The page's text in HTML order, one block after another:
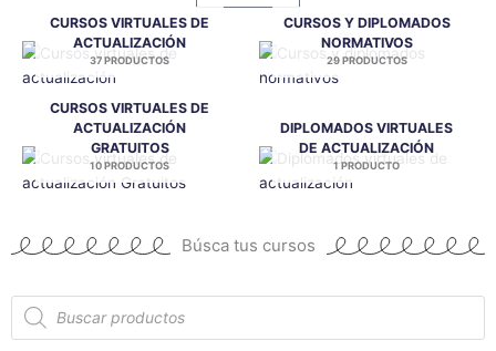
CURSOS VIRTUALES DE
ACTUALIZACIÓN
37 PRODUCTOS
CURSOS Y DIPLOMADOS
NORMATIVOS
29 PRODUCTOS
CURSOS VIRTUALES DE
ACTUALIZACIÓN
GRATUITOS
10 PRODUCTOS
DIPLOMADOS VIRTUALES
DE ACTUALIZACIÓN
1 PRODUCTO
Búsca tus cursos
Búsqueda
de
productos